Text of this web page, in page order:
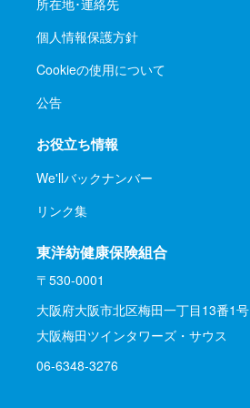
所在地･連絡先
個人情報保護方針
Cookieの使用について
公告
お役立ち情報
We'llバックナンバー
リンク集
東洋紡健康保険組合
〒530-0001
大阪府大阪市北区梅田一丁目13番1号
大阪梅田ツインタワーズ・サウス
06-6348-3276